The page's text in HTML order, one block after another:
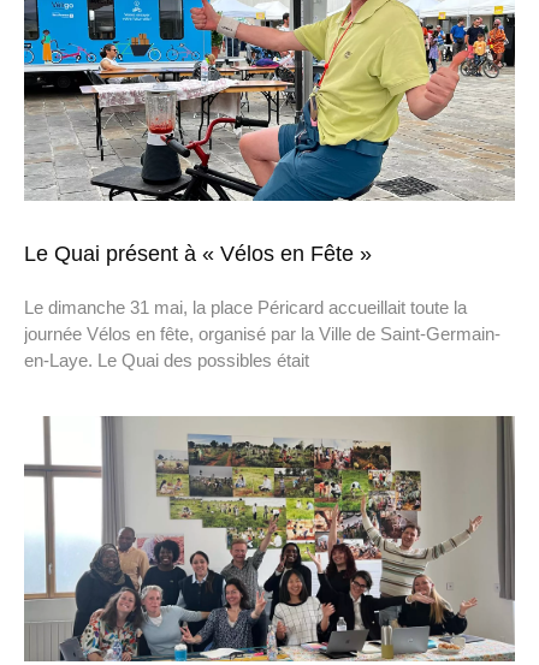
Le Quai présent à « Vélos en Fête »
Le dimanche 31 mai, la place Péricard accueillait toute la
journée Vélos en fête, organisé par la Ville de Saint-Germain-
en-Laye. Le Quai des possibles était